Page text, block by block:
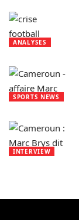
ANALYSES
SPORTS NEWS
INTERVIEW